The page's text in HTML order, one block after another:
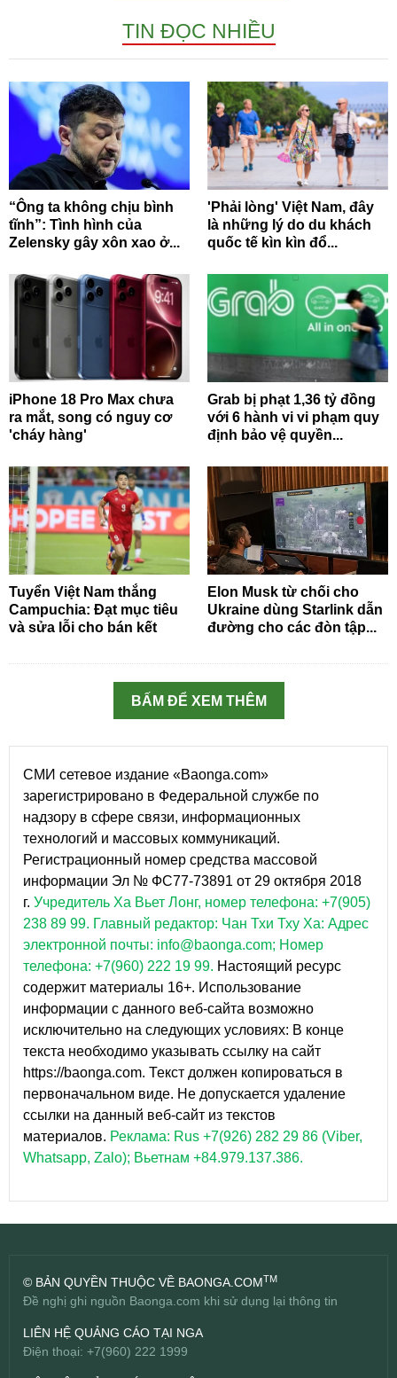
TIN ĐỌC NHIỀU
“Ông ta không chịu bình
tĩnh”: Tình hình của
Zelensky gây xôn xao ở...
'Phải lòng' Việt Nam, đây
là những lý do du khách
quốc tế kìn kìn đổ...
iPhone 18 Pro Max chưa
ra mắt, song có nguy cơ
'cháy hàng'
Grab bị phạt 1,36 tỷ đồng
với 6 hành vi vi phạm quy
định bảo vệ quyền...
Tuyển Việt Nam thắng
Campuchia: Đạt mục tiêu
và sửa lỗi cho bán kết
Elon Musk từ chối cho
Ukraine dùng Starlink dẫn
đường cho các đòn tập...
BẤM ĐỂ XEM THÊM
СМИ сетевое издание «Baonga.com»
зарегистрировано в Федеральной службе по
надзору в сфере связи, информационных
технологий и массовых коммуникаций.
Регистрационный номер средства массовой
информации Эл № ФС77-73891 от 29 октября 2018
г. Учредитель Ха Вьет Лонг, номер телефона: +7(905)
238 89 99. Главный редактор: Чан Тхи Тху Ха: Адрес
электронной почты: info@baonga.com; Номер
телефона: +7(960) 222 19 99. Настоящий ресурс
содержит материалы 16+. Использование
информации с данного веб-сайта возможно
исключительно на следующих условиях: В конце
текста необходимо указывать ссылку на сайт
https://baonga.com. Текст должен копироваться в
первоначальном виде. Не допускается удаление
ссылки на данный веб-сайт из текстов
материалов. Реклама: Rus +7(926) 282 29 86 (Viber,
Whatsapp, Zalo); Вьетнам +84.979.137.386.
© BẢN QUYỀN THUỘC VỀ BAONGA.COMTM
Đề nghị ghi nguồn Baonga.com khi sử dụng lại thông tin
LIÊN HỆ QUẢNG CÁO TẠI NGA
Điện thoại: +7(960) 222 1999